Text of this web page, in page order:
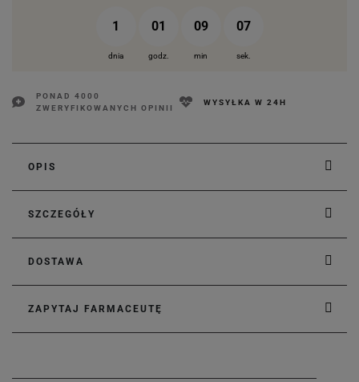
1 01 09 07
dnia godz. min sek.
PONAD 4000
ZWERYFIKOWANYCH OPINII
WYSYŁKA W 24H
OPIS
SZCZEGÓŁY
DOSTAWA
ZAPYTAJ FARMACEUTĘ